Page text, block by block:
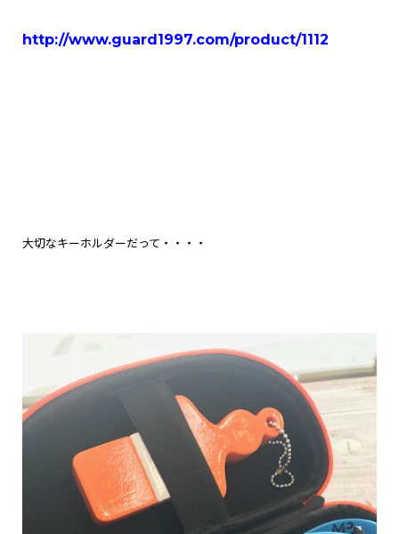
http://www.guard1997.com/product/1112
大切なキーホルダーだって・・・・